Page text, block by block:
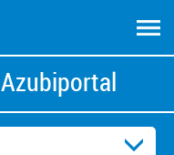
Azubiportal